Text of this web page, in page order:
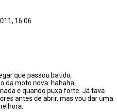
16:06
que passou batido,
da moto nova. hahaha
e quando puxa forte. Já tava
antes de abrir, mas vou dar uma